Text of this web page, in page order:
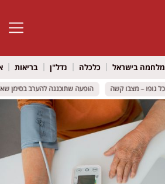
פתח
מלחמה בישראל כלכלה נדל"ן בריאות
הופעה שתוכננה להערב בסימן
הופעה שתוכננה להערב בסימן